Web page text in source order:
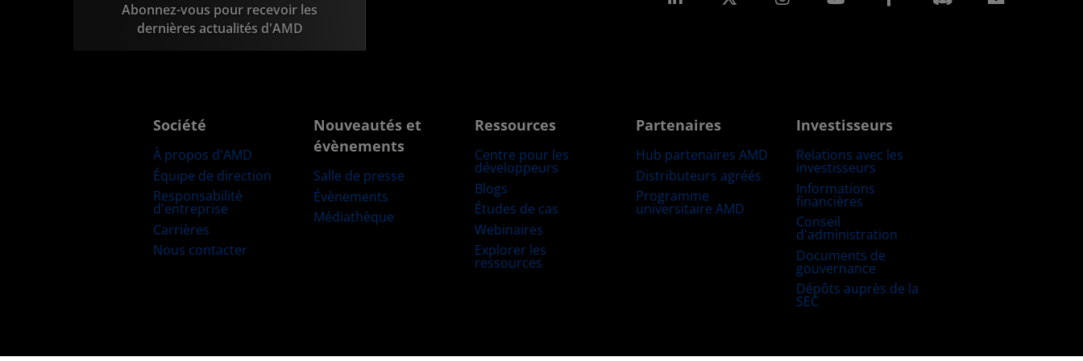
Abonnez-vous pour recevoir les
dernières actualités d'AMD
Société
À propos d'AMD
Équipe de direction
Responsabilité
d'entreprise
Carrières
Nous contacter
Nouveautés et
évènements
Salle de presse
Évènements
Médiathèque
Ressources
Centre pour les
développeurs
Blogs
Études de cas
Webinaires
Explorer les
ressources
Partenaires
Hub partenaires AMD
Distributeurs agréés
Programme
universitaire AMD
Investisseurs
Relations avec les
investisseurs
Informations
financières
Conseil
d'administration
Documents de
gouvernance
Dépôts auprès de la
SEC